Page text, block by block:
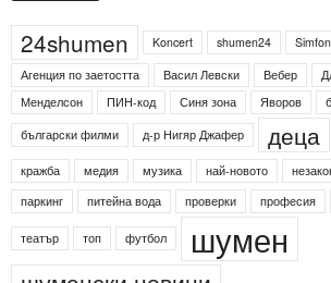
24shumen Koncert shumen24
Агенция по заетостта
Васил Левски Вебер
Менделсон
ПИН-код Синя зона Яворов
български филми
д-р Нигяр Джафер деца
кражба медия музика най-новото
паркинг питейна вода проверки професия
театър топ футбол шумен